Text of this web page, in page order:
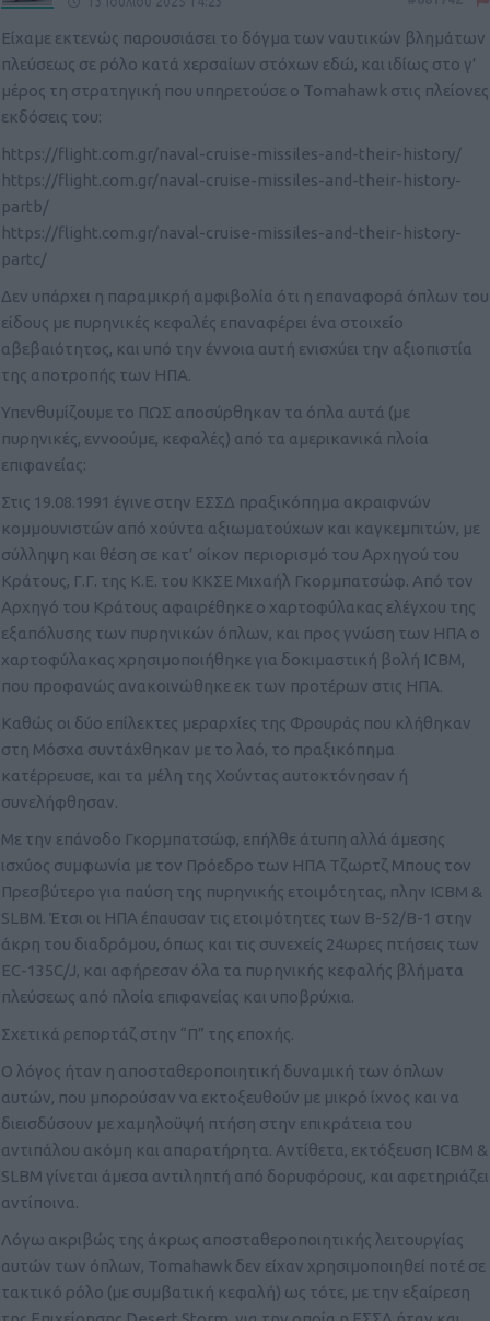
Είχαμε εκτενώς παρουσιάσει το δόγμα των ναυτικών βλημάτων
πλεύσεως σε ρόλο κατά χερσαίων στόχων εδώ, και ιδίως στο γ’
μέρος τη στρατηγική που υπηρετούσε ο Tomahawk στις πλείονες
εκδόσεις του:
https://flight.com.gr/naval-cruise-missiles-and-their-history/
https://flight.com.gr/naval-cruise-missiles-and-their-history-
partb/
https://flight.com.gr/naval-cruise-missiles-and-their-history-
partc/
Δεν υπάρχει η παραμικρή αμφιβολία ότι η επαναφορά όπλων του
είδους με πυρηνικές κεφαλές επαναφέρει ένα στοιχείο
αβεβαιότητος, και υπό την έννοια αυτή ενισχύει την αξιοπιστία
της αποτροπής των ΗΠΑ.
Υπενθυμίζουμε το ΠΩΣ αποσύρθηκαν τα όπλα αυτά (με
πυρηνικές, εννοούμε, κεφαλές) από τα αμερικανικά πλοία
επιφανείας:
Στις 19.08.1991 έγινε στην ΕΣΣΔ πραξικόπημα ακραιφνών
κομμουνιστών από χούντα αξιωματούχων και καγκεμπιτών, με
σύλληψη και θέση σε κατ’ οίκον περιορισμό του Αρχηγού του
Κράτους, Γ.Γ. της Κ.Ε. του ΚΚΣΕ Μιχαήλ Γκορμπατσώφ. Από τον
Αρχηγό του Κράτους αφαιρέθηκε ο χαρτοφύλακας ελέγχου της
εξαπόλυσης των πυρηνικών όπλων, και προς γνώση των ΗΠΑ ο
χαρτοφύλακας χρησιμοποιήθηκε για δοκιμαστική βολή ICBM,
που προφανώς ανακοινώθηκε εκ των προτέρων στις ΗΠΑ.
Καθώς οι δύο επίλεκτες μεραρχίες της Φρουράς που κλήθηκαν
στη Μόσχα συντάχθηκαν με το λαό, το πραξικόπημα
κατέρρευσε, και τα μέλη της Χούντας αυτοκτόνησαν ή
συνελήφθησαν.
Με την επάνοδο Γκορμπατσώφ, επήλθε άτυπη αλλά άμεσης
ισχύος συμφωνία με τον Πρόεδρο των ΗΠΑ Τζωρτζ Μπους τον
Πρεσβύτερο για παύση της πυρηνικής ετοιμότητας, πλην ICBM &
SLBM. Έτσι οι ΗΠΑ έπαυσαν τις ετοιμότητες των Β-52/Β-1 στην
άκρη του διαδρόμου, όπως και τις συνεχείς 24ωρες πτήσεις των
EC-135C/J, και αφήρεσαν όλα τα πυρηνικής κεφαλής βλήματα
πλεύσεως από πλοία επιφανείας και υποβρύχια.
Σχετικά ρεπορτάζ στην “Π” της εποχής.
Ο λόγος ήταν η αποσταθεροποιητική δυναμική των όπλων
αυτών, που μπορούσαν να εκτοξευθούν με μικρό ίχνος και να
διεισδύσουν με χαμηλοϋψή πτήση στην επικράτεια του
αντιπάλου ακόμη και απαρατήρητα. Αντίθετα, εκτόξευση ICBM &
SLBM γίνεται άμεσα αντιληπτή από δορυφόρους, και αφετηριάζει
αντίποινα.
Λόγω ακριβώς της άκρως αποσταθεροποιητικής λειτουργίας
αυτών των όπλων, Tomahawk δεν είχαν χρησιμοποιηθεί ποτέ σε
τακτικό ρόλο (με συμβατική κεφαλή) ως τότε, με την εξαίρεση